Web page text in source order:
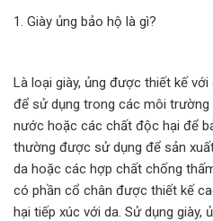
1. Giày ủng bảo hộ là gì?
Là loại giày, ủng được thiết kế
để sử dụng trong các môi trường
nước hoặc các chất độc hại để
thường được sử dụng để sản
da hoặc các hợp chất chống
có phần cổ chân được thiết kế
hại tiếp xúc với da. Sử dụng giày,